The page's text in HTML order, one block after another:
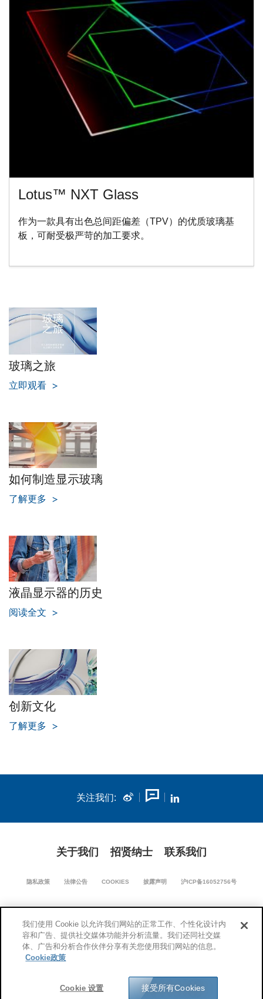
Lotus™ NXT Glass
作为一款具有出色总间距偏差（TPV）的优质玻璃基
板，可耐受极严苛的加工要求。
玻璃之旅
立即观看
如何制造显示玻璃
了解更多
液晶显示器的历史
阅读全文
创新文化
了解更多
关注我们:
关于我们 招贤纳士 联系我们
隐私政策 法律公告 COOKIES 披露声明 沪ICP备16052756号
沪公网安备 31011502018670号
© 1994-2026 康宁公司版权所有。保留所有权利。
我们使用 Cookie 以允许我们网站的正常工作、个性化设计内
容和广告、提供社交媒体功能并分析流量。我们还同社交媒
体、广告和分析合作伙伴分享有关您使用我们网站的信息。
Cookie政策
Cookie 设置 接受所有Cookies